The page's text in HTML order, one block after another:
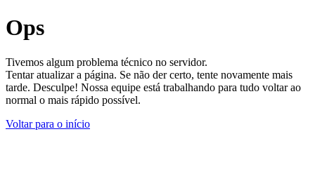
Ops
Tivemos algum problema técnico no servidor.
Tentar atualizar a página. Se não der certo, tente novamente mais
tarde. Desculpe! Nossa equipe está trabalhando para tudo voltar ao
normal o mais rápido possível.
Voltar para o início